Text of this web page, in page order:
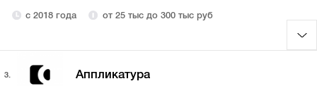
с 2018 года от 25 тыс до 300 тыс руб
3. Аппликатура